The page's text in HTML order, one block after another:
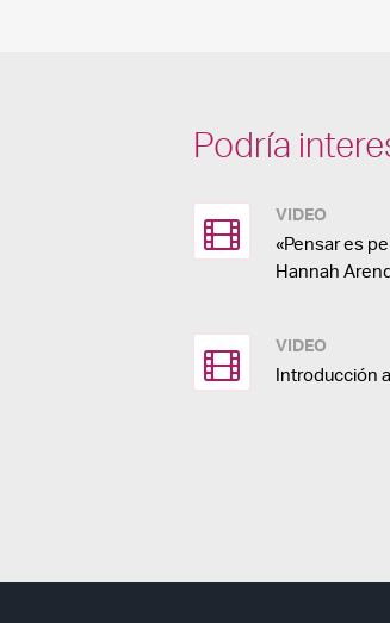
Podría
VIDEO
«Pensar es
Hannah
VIDEO
Introducción